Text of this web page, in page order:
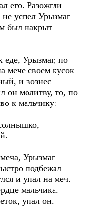
его. Разожгли
успел Урызмаг
был накрыт
еде, Урызмаг, по
мече своем кусок
и вознес
он молитву, то, по
к мальчику:
Урызмаг
подбежал
и упал на меч.
мальчика.
упал он.